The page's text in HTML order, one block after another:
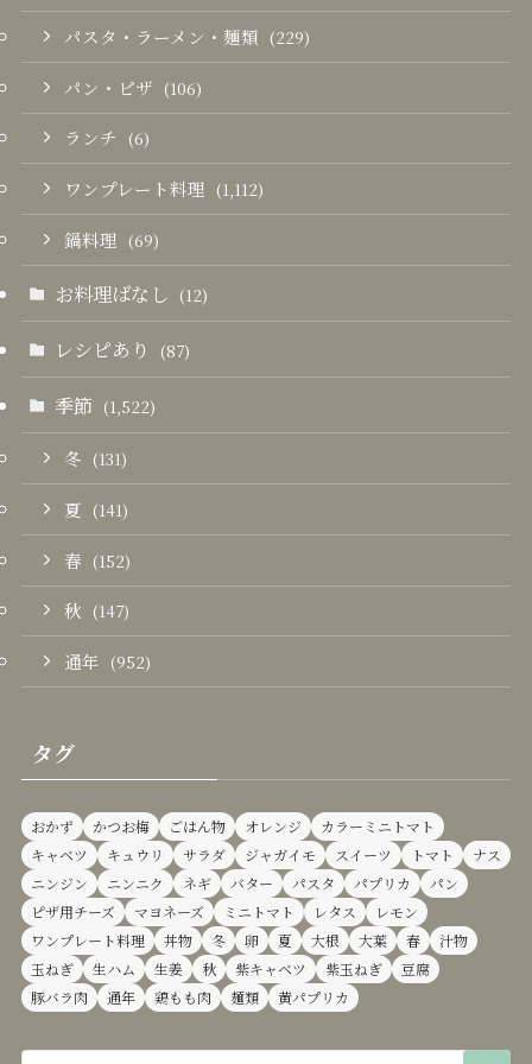
パスタ・ラーメン・麺類 (229)
パン・ピザ (106)
ランチ (6)
ワンプレート料理 (1,112)
鍋料理 (69)
お料理ばなし (12)
レシピあり (87)
季節 (1,522)
冬 (131)
夏 (141)
春 (152)
秋 (147)
通年 (952)
タグ
おかず かつお梅 ごはん物 オレンジ
カラーミニトマト
キャベツ
キュウリ サラダ ジャガイモ スイーツ トマト
ナス
ニンジン
ニンニク ネギ バター パスタ パプリカ
パン
ピザ用チーズ
マヨネーズ ミニトマト レタス
レモン
ワンプレート料理
丼物 冬 卵 夏 大根 大葉 春
汁物
玉ねぎ
生ハム 生姜 秋 紫キャベツ 紫玉ねぎ
豆腐
豚バラ肉
通年 鶏もも肉 麺類 黄パプリカ